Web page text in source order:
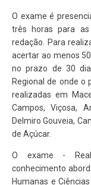
O exame é
três horas para
redação. Para
acertar ao menos
no prazo de 30
Regional de onde o
realizadas em
Campos, Viçosa,
Delmiro Gouveia,
de Açúcar.
O exame -
conhecimento
Humanas e